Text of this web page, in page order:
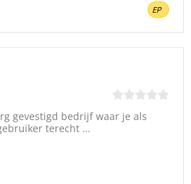
EP
gevestigd bedrijf waar je als
terecht …